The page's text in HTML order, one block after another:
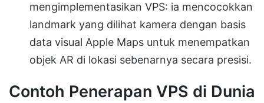
mengimplementasikan VPS: ia mencocokkan
landmark yang dilihat kamera dengan basis
data visual Apple Maps untuk menempatkan
objek AR di lokasi sebenarnya secara presisi.
Contoh Penerapan VPS di Dunia